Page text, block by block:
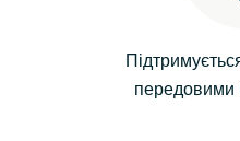
передовими